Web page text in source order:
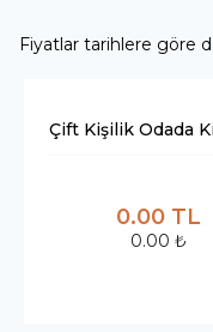
TURLAR
HAKKIMIZDA
VİZE HİZMETLERİ
Fiyatlar tarihlere göre
Çift Kişilik Odada
0.00 TL
0.00 ₺